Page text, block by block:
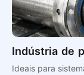
Indústria de
Ideais para